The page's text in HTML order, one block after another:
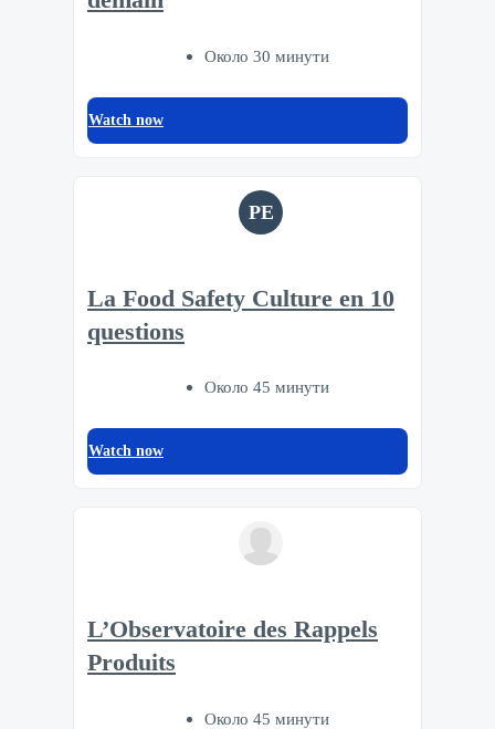
Около 30 минути
Watch now
PE
La Food Safety Culture en 10
questions
Около 45 минути
Watch now
L’Observatoire des Rappels
Produits
Около 45 минути